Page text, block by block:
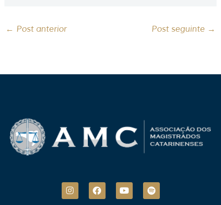
← Post anterior Post seguinte →
I
n
F
a
Y
o
S
p